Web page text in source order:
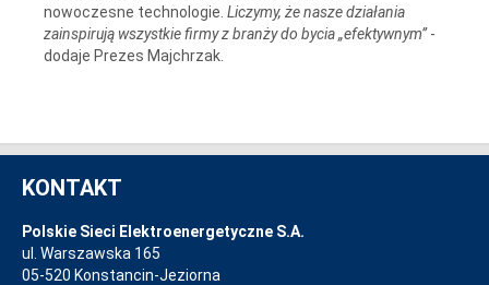
nowoczesne technologie. Liczymy, że nasze działania
zainspirują wszystkie firmy z branży do bycia „efektywnym”-
dodaje Prezes Majchrzak.
KONTAKT
Polskie Sieci Elektroenergetyczne S.A.
ul. Warszawska 165
05-520 Konstancin-Jeziorna